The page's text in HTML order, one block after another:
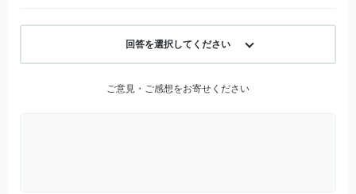
回答を選択してください
ご意見・ご感想をお寄せください